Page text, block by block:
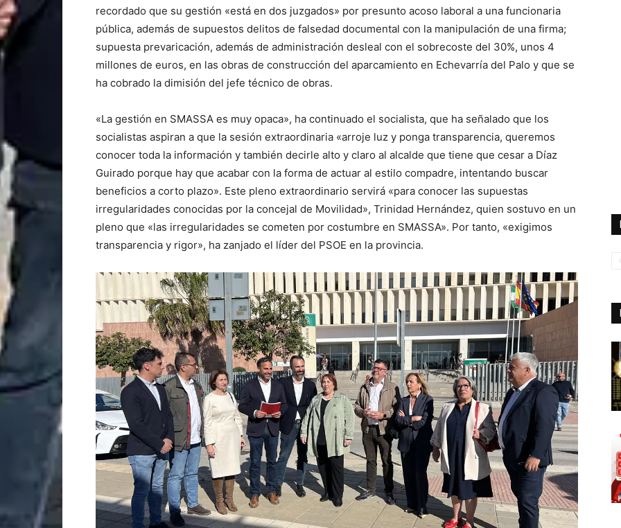
recordado que su gestión «está en dos juzgados» por presunto acoso laboral a una funcionaria
pública, además de supuestos delitos de falsedad documental con la manipulación de una firma;
supuesta prevaricación, además de administración desleal con el sobrecoste del 30%, unos 4
millones de euros, en las obras de construcción del aparcamiento en Echevarría del Palo y que se
ha cobrado la dimisión del jefe técnico de obras.
«La gestión en SMASSA es muy opaca», ha continuado el socialista, que ha señalado que los
socialistas aspiran a que la sesión extraordinaria «arroje luz y ponga transparencia, queremos
conocer toda la información y también decirle alto y claro al alcalde que tiene que cesar a Díaz
Guirado porque hay que acabar con la forma de actuar al estilo compadre, intentando buscar
beneficios a corto plazo». Este pleno extraordinario servirá «para conocer las supuestas
irregularidades conocidas por la concejal de Movilidad», Trinidad Hernández, quien sostuvo en un
pleno que «las irregularidades se cometen por costumbre en SMASSA». Por tanto, «exigimos
transparencia y rigor», ha zanjado el líder del PSOE en la provincia.